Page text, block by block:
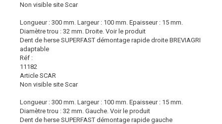
Non visible site Scar
Longueur : 300 mm. Largeur : 100 mm. Epaisseur : 15 mm.
Diamètre trou : 32 mm. Droite. Voir le produit
Dent de herse SUPERFAST démontage rapide droite BREVIAGRI
adaptable
Réf :
11182
Article SCAR
Non visible site Scar
Longueur : 300 mm. Largeur : 100 mm. Epaisseur : 15 mm.
Diamètre trou : 32 mm. Gauche. Voir le produit
Dent de herse SUPERFAST démontage rapide gauche